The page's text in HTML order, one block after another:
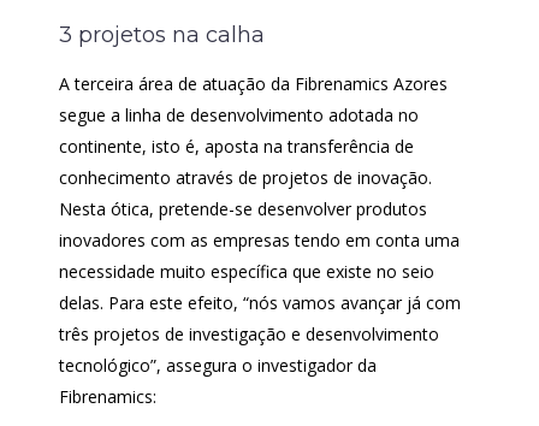
3 projetos na calha
A terceira área de atuação da Fibrenamics Azores
segue a linha de desenvolvimento adotada no
continente, isto é, aposta na transferência de
conhecimento através de projetos de inovação.
Nesta ótica, pretende-se desenvolver produtos
inovadores com as empresas tendo em conta uma
necessidade muito específica que existe no seio
delas. Para este efeito, “nós vamos avançar já com
três projetos de investigação e desenvolvimento
tecnológico”, assegura o investigador da
Fibrenamics: